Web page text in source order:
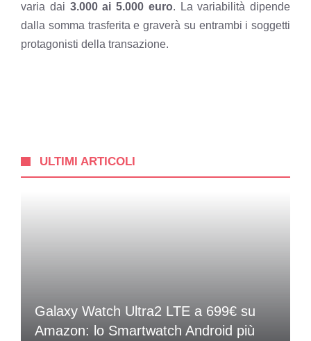
varia dai 3.000 ai 5.000 euro. La variabilità dipende
dalla somma trasferita e graverà su entrambi i soggetti
protagonisti della transazione.
ULTIMI ARTICOLI
Galaxy Watch Ultra2 LTE a 699€ su
Amazon: lo Smartwatch Android più